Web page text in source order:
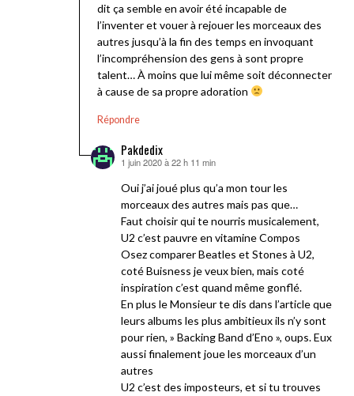
dit ça semble en avoir été incapable de
l’inventer et vouer à rejouer les morceaux des
autres jusqu’à la fin des temps en invoquant
l’incompréhension des gens à sont propre
talent… À moins que lui même soit déconnecter
à cause de sa propre adoration
Répondre
Pakdedix
dit :
1 juin 2020 à 22 h 11 min
Oui j’ai joué plus qu’a mon tour les
morceaux des autres mais pas que…
Faut choisir qui te nourris musicalement,
U2 c’est pauvre en vitamine Compos
Osez comparer Beatles et Stones à U2,
coté Buisness je veux bien, mais coté
inspiration c’est quand même gonflé.
En plus le Monsieur te dis dans l’article que
leurs albums les plus ambitieux ils n’y sont
pour rien, » Backing Band d’Eno », oups. Eux
aussi finalement joue les morceaux d’un
autres
U2 c’est des imposteurs, et si tu trouves